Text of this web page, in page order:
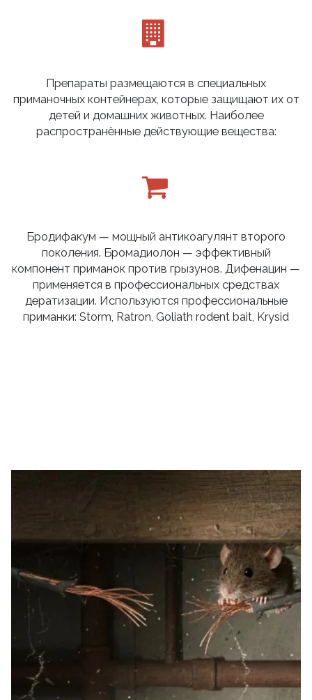
Препараты размещаются в специальных
приманочных контейнерах, которые защищают их от
детей и домашних животных. Наиболее
распространённые действующие вещества:
Бродифакум — мощный антикоагулянт второго
поколения. Бромадиолон — эффективный
компонент приманок против грызунов. Дифенацин —
применяется в профессиональных средствах
дератизации. Используются профессиональные
приманки: Storm, Ratron, Goliath rodent bait, Krysid